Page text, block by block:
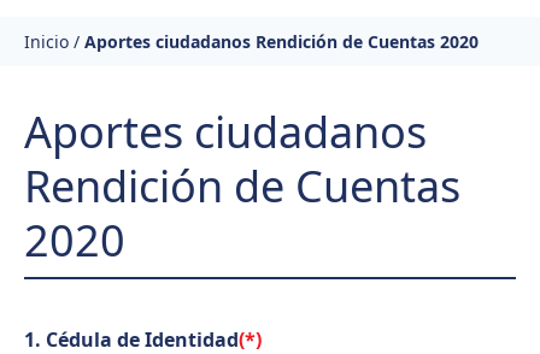
Inicio / Aportes ciudadanos Rendición de Cuentas 2020
Aportes ciudadanos
Rendición de Cuentas
2020
1. Cédula de Identidad(*)